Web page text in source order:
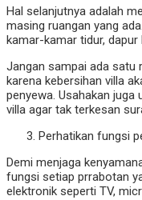
Hal selanjutnya adalah
masing ruangan yang
kamar-kamar tidur,
Jangan sampai ada satu
karena kebersihan villa
penyewa. Usahakan juga
villa agar tak terkesan
Perhatikan fungsi
Demi menjaga
fungsi setiap prrabotan
elektronik seperti TV,